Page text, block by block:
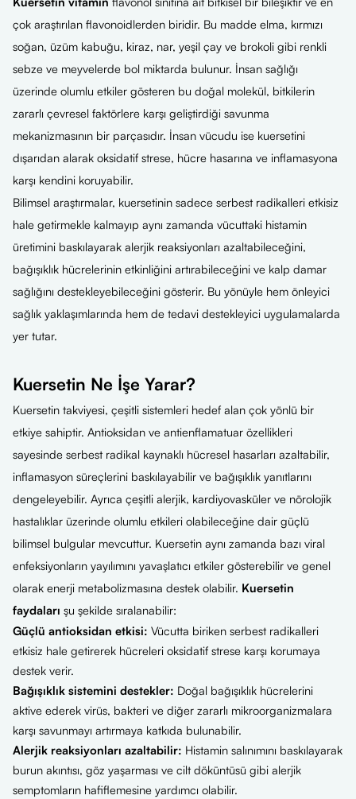
çok araştırılan flavonoidlerden biridir. Bu madde elma, kırmızı
soğan, üzüm kabuğu, kiraz, nar, yeşil çay ve brokoli gibi renkli
sebze ve meyvelerde bol miktarda bulunur. İnsan sağlığı
üzerinde olumlu etkiler gösteren bu doğal molekül, bitkilerin
zararlı çevresel faktörlere karşı geliştirdiği savunma
mekanizmasının bir parçasıdır. İnsan vücudu ise kuersetini
dışarıdan alarak oksidatif strese, hücre hasarına ve inflamasyona
karşı kendini koruyabilir.
Bilimsel araştırmalar, kuersetinin sadece serbest radikalleri etkisiz
hale getirmekle kalmayıp aynı zamanda vücuttaki histamin
üretimini baskılayarak alerjik reaksiyonları azaltabileceğini,
bağışıklık hücrelerinin etkinliğini artırabileceğini ve kalp damar
sağlığını destekleyebileceğini gösterir. Bu yönüyle hem önleyici
sağlık yaklaşımlarında hem de tedavi destekleyici uygulamalarda
yer tutar.
Kuersetin Ne İşe Yarar?
Kuersetin takviyesi, çeşitli sistemleri hedef alan çok yönlü bir
etkiye sahiptir. Antioksidan ve antienflamatuar özellikleri
sayesinde serbest radikal kaynaklı hücresel hasarları azaltabilir,
inflamasyon süreçlerini baskılayabilir ve bağışıklık yanıtlarını
dengeleyebilir. Ayrıca çeşitli alerjik, kardiyovasküler ve nörolojik
hastalıklar üzerinde olumlu etkileri olabileceğine dair güçlü
bilimsel bulgular mevcuttur. Kuersetin aynı zamanda bazı viral
enfeksiyonların yayılımını yavaşlatıcı etkiler gösterebilir ve genel
olarak enerji metabolizmasına destek olabilir. Kuersetin
faydaları şu şekilde sıralanabilir:
Güçlü antioksidan etkisi: Vücutta biriken serbest radikalleri
etkisiz hale getirerek hücreleri oksidatif strese karşı korumaya
destek verir.
Bağışıklık sistemini destekler: Doğal bağışıklık hücrelerini
aktive ederek virüs, bakteri ve diğer zararlı mikroorganizmalara
karşı savunmayı artırmaya katkıda bulunabilir.
Alerjik reaksiyonları azaltabilir: Histamin salınımını baskılayarak
burun akıntısı, göz yaşarması ve cilt döküntüsü gibi alerjik
semptomların hafiflemesine yardımcı olabilir.